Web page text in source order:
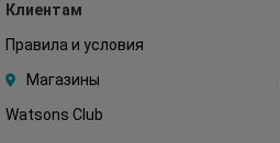
Клиентам
Правила и условия
Магазины
Watsons Club